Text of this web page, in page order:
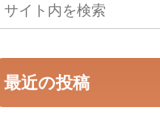
最近の投稿